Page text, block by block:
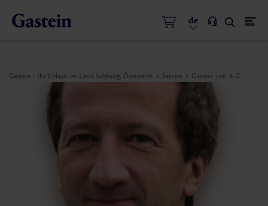
de
Gastein - Ihr Urlaub im Land Salzburg, Österreich Service Gastein von A-Z